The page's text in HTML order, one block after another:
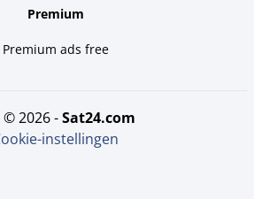
Premium
Premium ads free
© 2026 - sat24.com
instellingen